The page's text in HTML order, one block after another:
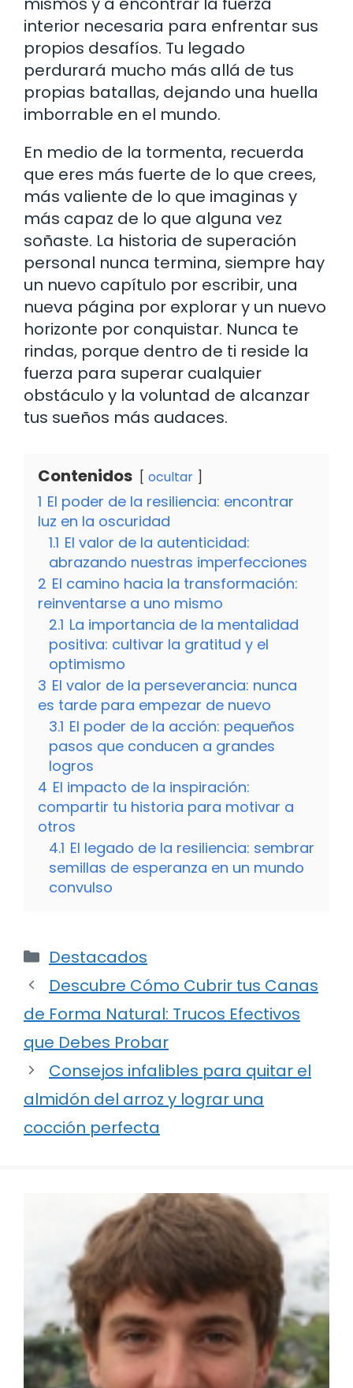
interior necesaria para enfrentar sus
propios desafíos. Tu legado
perdurará mucho más allá de tus
propias batallas, dejando una huella
imborrable en el mundo.
En medio de la tormenta, recuerda
que eres más fuerte de lo que crees,
más valiente de lo que imaginas y
más capaz de lo que alguna vez
soñaste. La historia de superación
personal nunca termina, siempre hay
un nuevo capítulo por escribir, una
nueva página por explorar y un nuevo
horizonte por conquistar. Nunca te
rindas, porque dentro de ti reside la
fuerza para superar cualquier
obstáculo y la voluntad de alcanzar
tus sueños más audaces.
Contenidos ocultar
1 El poder de la resiliencia: encontrar
luz en la oscuridad
1.1 El valor de la autenticidad:
abrazando nuestras imperfecciones
2 El camino hacia la transformación:
reinventarse a uno mismo
2.1 La importancia de la mentalidad
positiva: cultivar la gratitud y el
optimismo
3 El valor de la perseverancia: nunca
es tarde para empezar de nuevo
3.1 El poder de la acción: pequeños
pasos que conducen a grandes
logros
4 El impacto de la inspiración:
compartir tu historia para motivar a
otros
4.1 El legado de la resiliencia: sembrar
semillas de esperanza en un mundo
convulso
Categorías
Destacados
Descubre Cómo Cubrir tus Canas
de Forma Natural: Trucos Efectivos
que Debes Probar
Consejos infalibles para quitar el
almidón del arroz y lograr una
cocción perfecta